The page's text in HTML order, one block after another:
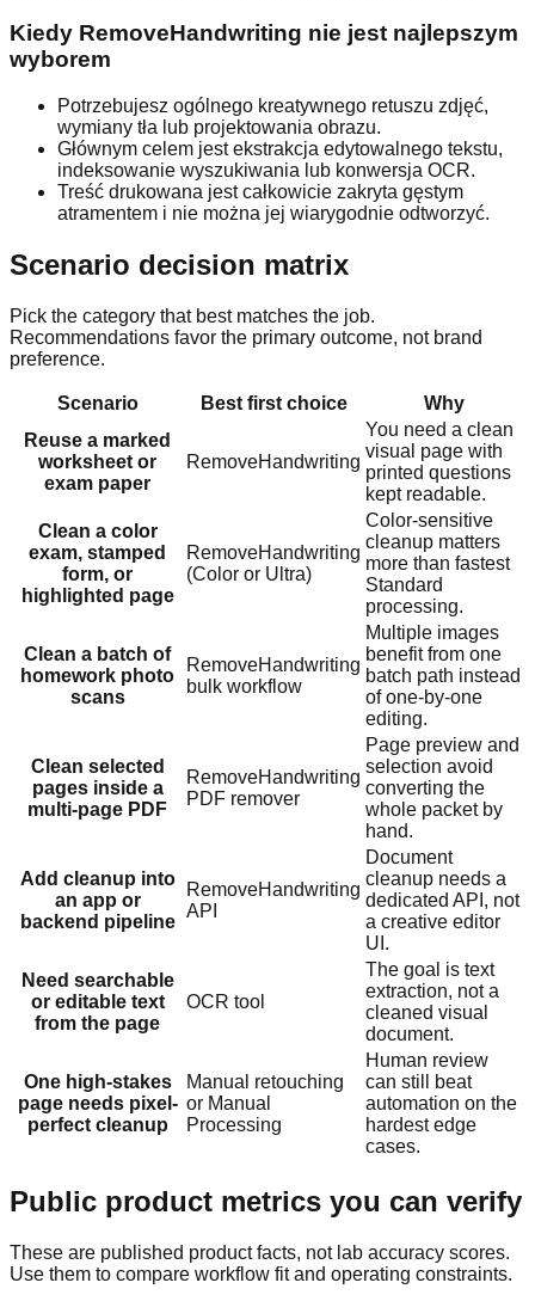
Kiedy RemoveHandwriting nie jest najlepszym
wyborem
Potrzebujesz ogólnego kreatywnego retuszu zdjęć,
wymiany tła lub projektowania obrazu.
Głównym celem jest ekstrakcja edytowalnego tekstu,
indeksowanie wyszukiwania lub konwersja OCR.
Treść drukowana jest całkowicie zakryta gęstym
atramentem i nie można jej wiarygodnie odtworzyć.
Scenario decision matrix
Pick the category that best matches the job.
Recommendations favor the primary outcome, not brand
preference.
Scenario Best first choice
Why
Reuse a marked
worksheet or
exam paper
RemoveHandwriting
You need a clean
visual page with
printed questions
kept readable.
Clean a color
exam, stamped
form, or
highlighted page
RemoveHandwriting
(Color or Ultra)
Color-sensitive
cleanup matters
more than fastest
Standard
processing.
Clean a batch of
homework photo
scans
RemoveHandwriting
bulk workflow
Multiple images
benefit from one
batch path instead
of one-by-one
editing.
Clean selected
pages inside a
multi-page PDF
RemoveHandwriting
PDF remover
Page preview and
selection avoid
converting the
whole packet by
hand.
Add cleanup into
an app or
backend pipeline
RemoveHandwriting
API
Document
cleanup needs a
dedicated API, not
a creative editor
UI.
Need searchable
or editable text
from the page
OCR tool
The goal is text
extraction, not a
cleaned visual
document.
One high-stakes
page needs pixel-
perfect cleanup
Manual retouching
or Manual
Processing
Human review
can still beat
automation on the
hardest edge
cases.
Public product metrics you can verify
These are published product facts, not lab accuracy scores.
Use them to compare workflow fit and operating constraints.